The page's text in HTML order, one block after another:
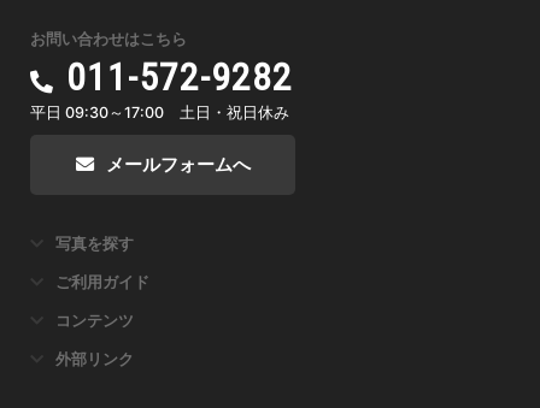
お問い合わせはこちら
011-572-9282
平日 09:30～17:00 土日・祝日休み
メールフォームへ
写真を探す
ご利用ガイド
コンテンツ
外部リンク